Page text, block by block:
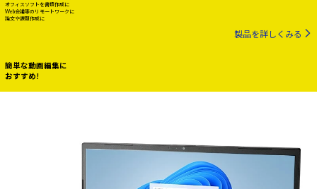
オフィスソフトを書類作成に
Web会議等のリモートワークに
論文や課題作成に
製品を詳しくみる
簡単な動画編集に
おすすめ!